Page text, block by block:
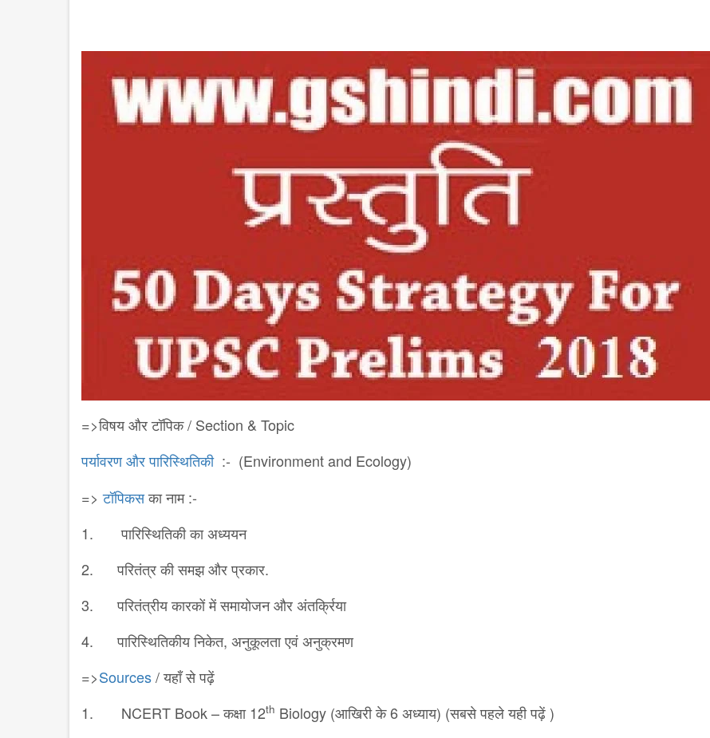
=>विषय और टॉपिक / Section & Topic
पर्यावरण और पारिस्थितिकी :- (Environment and Ecology)
=>‪टॉपिकसका नाम :-
1. पारिस्थितिकी का अध्ययन
2. परितंत्र की समझ और प्रकार.
3. परितंत्रीय कारकों में समायोजन और अंतर्क्रिया
4. पारिस्थितिकीय निकेत, अनुकूलता एवं अनुक्रमण
=>‎Sources/ यहाँ से पढ़ें
1. NCERT Book – कक्षा 12th Biology (आखिरी के 6 अध्याय) (सबसे पहले यही पढ़ें )